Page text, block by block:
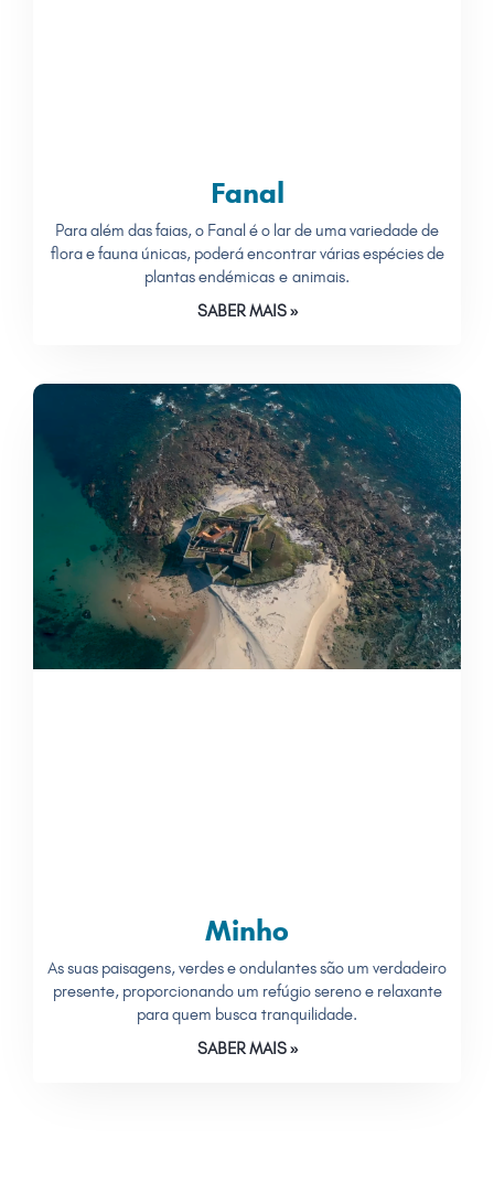
Fanal
Para além das faias, o Fanal é o lar de uma variedade de
flora e fauna únicas, poderá encontrar várias espécies de
plantas endémicas e animais.
SABER MAIS »
Minho
As suas paisagens, verdes e ondulantes são um verdadeiro
presente, proporcionando um refúgio sereno e relaxante
para quem busca tranquilidade.
SABER MAIS »